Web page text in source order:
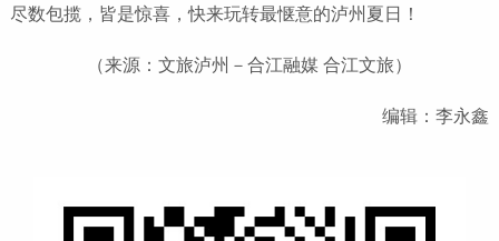
尽数包揽，皆是惊喜，快来玩转最惬意的泸州夏日！
（来源：文旅泸州－合江融媒 合江文旅）
编辑：李永鑫